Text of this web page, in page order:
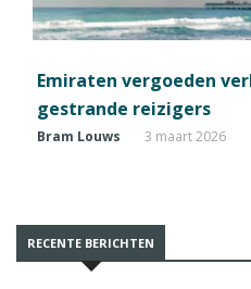
Emiraten vergoeden
gestrande reizigers
Bram Louws 3 maart 2026
RECENTE BERICHTEN